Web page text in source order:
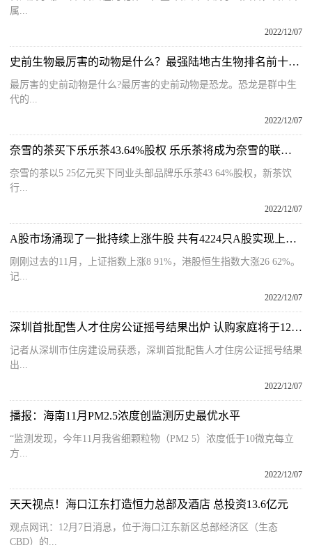
属...
2022/12/07
史前生物最厉害的动物是什么？最强陆地古生物排名前十位有哪些？
最厉害的史前动物是什么?最厉害的史前动物是恐龙。恐龙是群中生
代的...
2022/12/07
奈雪的茶买下乐乐茶43.64%股权 乐乐茶将成为奈雪的联营公司
奈雪的茶以5 25亿元买下同业头部品牌乐乐茶43 64%股权，新茶饮
行...
2022/12/07
A股市场涌现了一批持续上涨牛股 共有4224只A股实现上涨占比85%
刚刚过去的11月，上证指数上涨8 91%，港股恒生指数大涨26 62%。
记...
2022/12/07
深圳首批配售人才住房公证摇号结果出炉 认购家庭将于12月9日起选房
记者从深圳市住房建设局获悉，深圳首批配售人才住房公证摇号结果
出...
2022/12/07
播报：海南11月PM2.5浓度创监测历史最优水平
“监测发现，今年11月我省细颗粒物（PM2 5）浓度低于10微克每立
方...
2022/12/07
天天视点！海口江东打造恒力总部及酒店 总投资13.6亿元
观点网讯：12月7日消息，位于海口江东新区总部经济区（生态
CBD）的...